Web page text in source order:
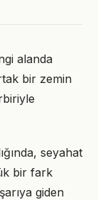
alanda
bir zemin
seyahat
bir fark
giden